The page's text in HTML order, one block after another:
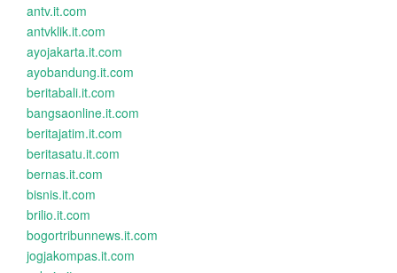
antv.it.com
antvklik.it.com
ayojakarta.it.com
ayobandung.it.com
beritabali.it.com
bangsaonline.it.com
beritajatim.it.com
beritasatu.it.com
bernas.it.com
bisnis.it.com
brilio.it.com
bogortribunnews.it.com
jogjakompas.it.com